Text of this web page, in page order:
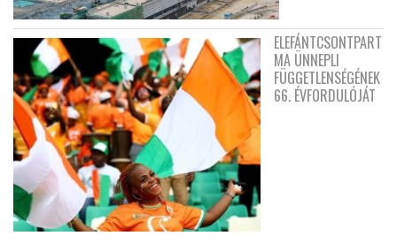
ELEFÁNTCSONTPART
MA ÜNNEPLI
FÜGGETLENSÉGÉNEK
66. ÉVFORDULÓJÁT